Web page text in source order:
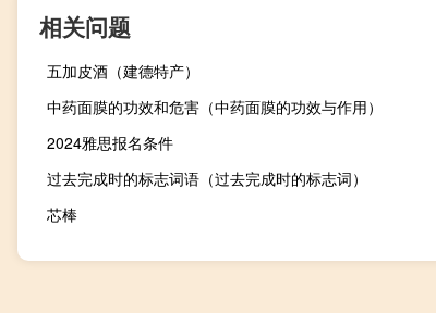
相关问题
五加皮酒（建德特产）
中药面膜的功效和危害（中药面膜的功效与作用）
2024雅思报名条件
过去完成时的标志词语（过去完成时的标志词）
芯棒